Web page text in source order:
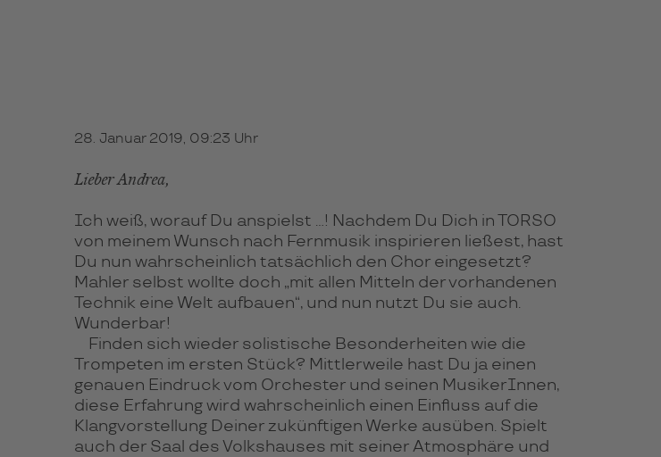
28. Januar 2019, 09:23 Uhr
Lieber Andrea,
Ich weiß, worauf Du anspielst ...! Nachdem Du Dich in TORSO
von meinem Wunsch nach Fernmusik inspirieren ließest, hast
Du nun wahrscheinlich tatsächlich den Chor eingesetzt?
Mahler selbst wollte doch „mit allen Mitteln der vorhandenen
Technik eine Welt aufbauen“, und nun nutzt Du sie auch.
Wunderbar!
Finden sich wieder solistische Besonderheiten wie die
Trompeten im ersten Stück? Mittlerweile hast Du ja einen
genauen Eindruck vom Orchester und seinen MusikerInnen,
diese Erfahrung wird wahrscheinlich einen Einfluss auf die
Klangvorstellung Deiner zukünftigen Werke ausüben. Spielt
auch der Saal des Volkshauses mit seiner Atmosphäre und